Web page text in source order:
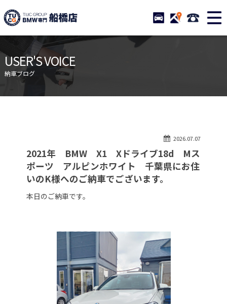
TUCグループ BMW専門 船
STOCK ACCESS 047-
ニュース
在庫リスト
目玉車両一覧
店舗紹介
保証＆サービス
アクセスマップ
自動車保険
TUCとは？
リクルート
納車blog
スタッフblog
会社概要
USER'S VOICE
納車ブログ
2026.07.07
2021年 BMW X1 Xドライブ18d Mス
ポーツ アルピンホワイト 千葉県にお住
いのK様へのご納車でございます。
本日のご納車です。